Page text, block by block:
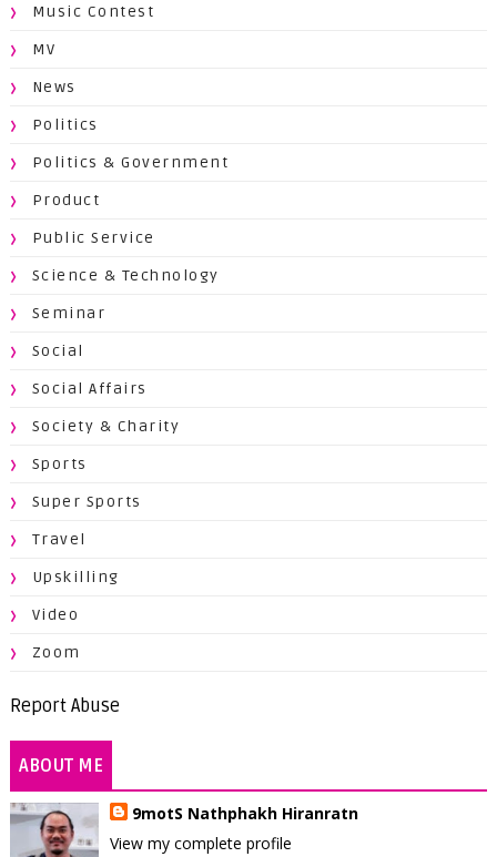
Music Contest
MV
News
Politics
Politics & Government
Product
Public Service
Science & Technology
Seminar
Social
Social Affairs
Society & Charity
Sports
Super Sports
Travel
Upskilling
Video
Zoom
Report Abuse
ABOUT ME
9motS Nathphakh Hiranratn
View my complete profile